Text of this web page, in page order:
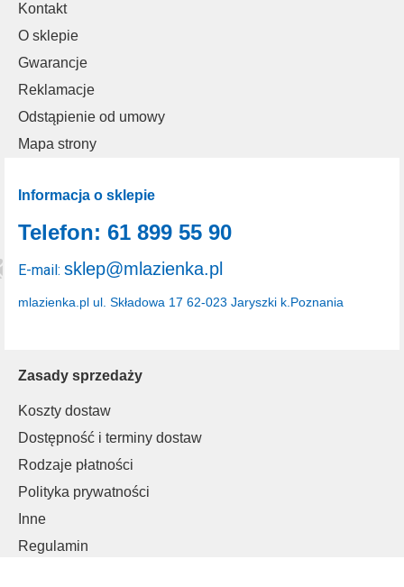
Kontakt
O sklepie
Gwarancje
Reklamacje
Odstąpienie od umowy
Mapa strony
Zasady sprzedaży
Koszty dostaw
Dostępność i terminy dostaw
Rodzaje płatności
Polityka prywatności
Inne
Regulamin
Informacja o sklepie
mlazienka.pl ul. Składowa 17 62-023 Jaryszki k.Poznania
Telefon: 61 899 55 90
E-mail: sklep@mlazienka.pl